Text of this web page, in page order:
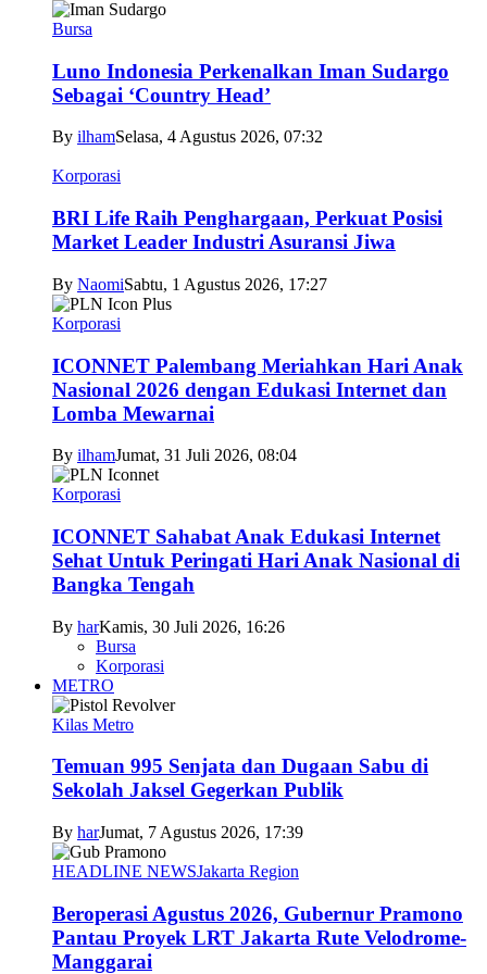
Bursa
Luno Indonesia Perkenalkan Iman Sudargo
Sebagai ‘Country Head’
By ilhamSelasa, 4 Agustus 2026, 07:32
Korporasi
BRI Life Raih Penghargaan, Perkuat Posisi
Market Leader Industri Asuransi Jiwa
By NaomiSabtu, 1 Agustus 2026, 17:27
Korporasi
ICONNET Palembang Meriahkan Hari Anak
Nasional 2026 dengan Edukasi Internet dan
Lomba Mewarnai
By ilhamJumat, 31 Juli 2026, 08:04
Korporasi
ICONNET Sahabat Anak Edukasi Internet
Sehat Untuk Peringati Hari Anak Nasional di
Bangka Tengah
By harKamis, 30 Juli 2026, 16:26
Bursa
Korporasi
METRO
Kilas Metro
Temuan 995 Senjata dan Dugaan Sabu di
Sekolah Jaksel Gegerkan Publik
By harJumat, 7 Agustus 2026, 17:39
HEADLINE NEWSJakarta Region
Beroperasi Agustus 2026, Gubernur Pramono
Pantau Proyek LRT Jakarta Rute Velodrome-
Manggarai